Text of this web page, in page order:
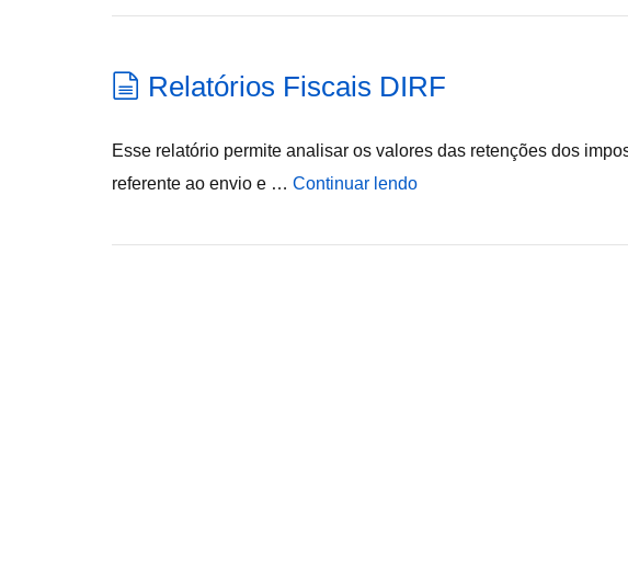
Relatórios Fiscais DIRF
Esse relatório permite analisar os valores das retenções dos
referente ao envio e … Continuar lendo